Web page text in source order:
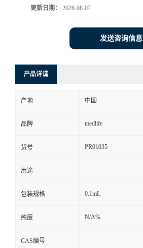
更新日期： 2026-08-07
发送咨询信息
产品详请
产地 中国
品牌 medlife
货号 PR01035
用途
包装规格 0.1mL
纯度 N/A%
CAS编号